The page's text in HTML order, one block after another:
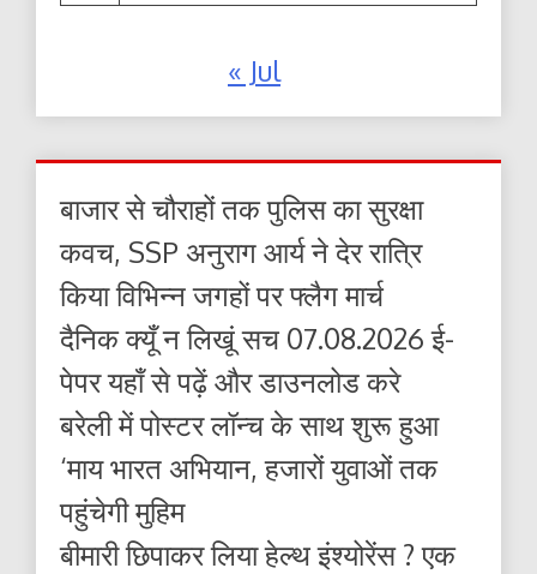
« Jul
बाजार से चौराहों तक पुलिस का सुरक्षा
कवच, SSP अनुराग आर्य ने देर रात्रि
किया विभिन्न जगहों पर फ्लैग मार्च
दैनिक क्यूँ न लिखूं सच 07.08.2026 ई-
पेपर यहाँ से पढ़ें और डाउनलोड करे
बरेली में पोस्टर लॉन्च के साथ शुरू हुआ
‘माय भारत अभियान, हजारों युवाओं तक
पहुंचेगी मुहिम
बीमारी छिपाकर लिया हेल्थ इंश्योरेंस ? एक